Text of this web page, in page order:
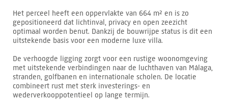
Het perceel heeft een oppervlakte van 664 m² en is zo
gepositioneerd dat lichtinval, privacy en open zeezicht
optimaal worden benut. Dankzij de bouwrijpe status is dit een
uitstekende basis voor een moderne luxe villa.
De verhoogde ligging zorgt voor een rustige woonomgeving
met uitstekende verbindingen naar de luchthaven van Málaga,
stranden, golfbanen en internationale scholen. De locatie
combineert rust met sterk investerings- en
wederverkooppotentieel op lange termijn.